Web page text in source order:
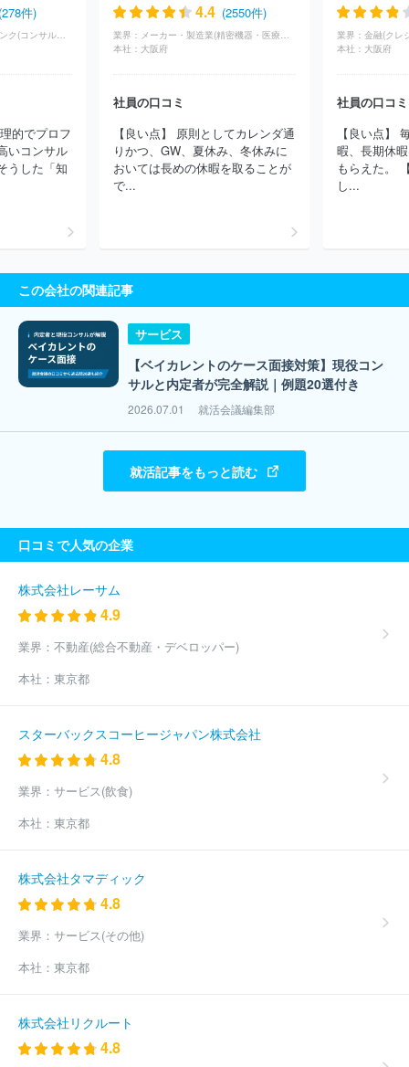
件)
コンサル・シンクタンク(コンサルティング)
的でプロフ
いコンサル
うした「知
4.4 (2550件)
業界：
メーカー・製造業(精密機器・医療機器)
本社： 大阪府
社員の口コミ
【良い点】 原則としてカレンダ通
りかつ、GW、夏休み、冬休みに
おいては長めの休暇を取ることが
で...
業界： 金融(クレ
本社： 大阪府
社員の口コミ
【良い点】
暇、長期休
もらえた。
し...
この会社の関連記事
サービス
【ベイカレントのケース面接対策】現役コン
サルと内定者が完全解説｜例題20選付き
2026.07.01 就活会議編集部
就活記事をもっと読む
口コミで人気の企業
株式会社レーサム
4.9
業界： 不動産(総合不動産・デベロッパー)
本社： 東京都
スターバックスコーヒージャパン株式会社
4.8
業界： サービス(飲食)
本社： 東京都
株式会社タマディック
4.8
業界： サービス(その他)
本社： 東京都
株式会社リクルート
4.8